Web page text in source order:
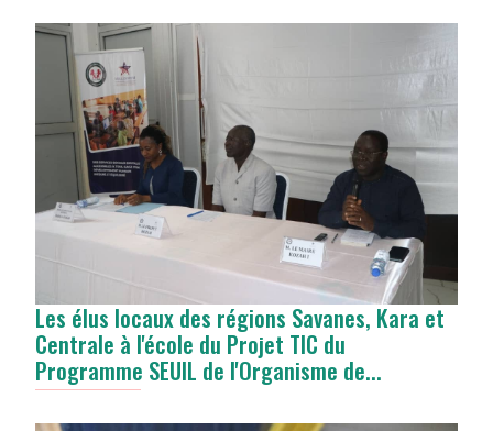
Les élus locaux des régions Savanes, Kara et
Centrale à l'école du Projet TIC du
Programme SEUIL de l'Organisme de...